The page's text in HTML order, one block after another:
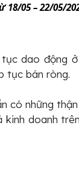
05 – 22/05/
dao động ở
tục bán ròng.
có những
kinh doanh